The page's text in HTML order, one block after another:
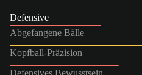
Defensive
Abgefangene Bälle
Kopfball-Präzision
Defensives Bewusstsein